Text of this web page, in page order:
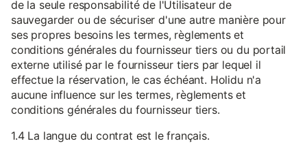
de la seule responsabilité de l'Utilisateur de
sauvegarder ou de sécuriser d'une autre manière pour
ses propres besoins les termes, règlements et
conditions générales du fournisseur tiers ou du portail
externe utilisé par le fournisseur tiers par lequel il
effectue la réservation, le cas échéant. Holidu n'a
aucune influence sur les termes, règlements et
conditions générales du fournisseur tiers.
1.4 La langue du contrat est le français.